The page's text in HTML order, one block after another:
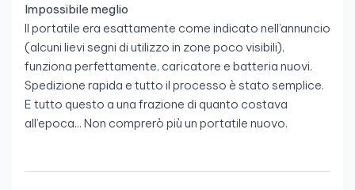
Impossibile meglio
Il portatile era esattamente come indicato nell’annuncio
(alcuni lievi segni di utilizzo in zone poco visibili),
funziona perfettamente, caricatore e batteria nuovi.
Spedizione rapida e tutto il processo è stato semplice.
E tutto questo a una frazione di quanto costava
all’epoca... Non comprerò più un portatile nuovo.